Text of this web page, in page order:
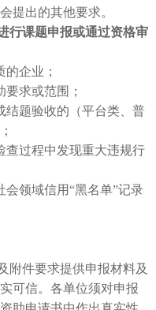
提出的其他要求。
行课题申报或通过资格审
企业；
求或范围；
结题验收的（平台类、普
查过程中发现重大违规行
会领域信用“黑名单”记录
附件要求提供申报材料及
可信。各单位须对申报